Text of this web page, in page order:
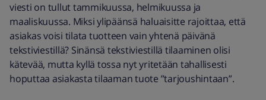
viesti on tullut tammikuussa, helmikuussa ja
maaliskuussa. Miksi ylipäänsä haluaisitte rajoittaa, että
asiakas voisi tilata tuotteen vain yhtenä päivänä
tekstiviestillä? Sinänsä tekstiviestillä tilaaminen olisi
kätevää, mutta kyllä tossa nyt yritetään tahallisesti
hoputtaa asiakasta tilaaman tuote ”tarjoushintaan”.